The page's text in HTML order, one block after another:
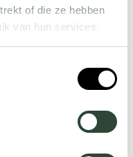
of die ze hebben
van hun services.